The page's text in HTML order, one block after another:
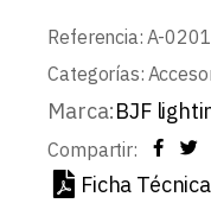
Referencia: A-
Categorías:
Marca:BJF
Compartir:
Ficha Técnica